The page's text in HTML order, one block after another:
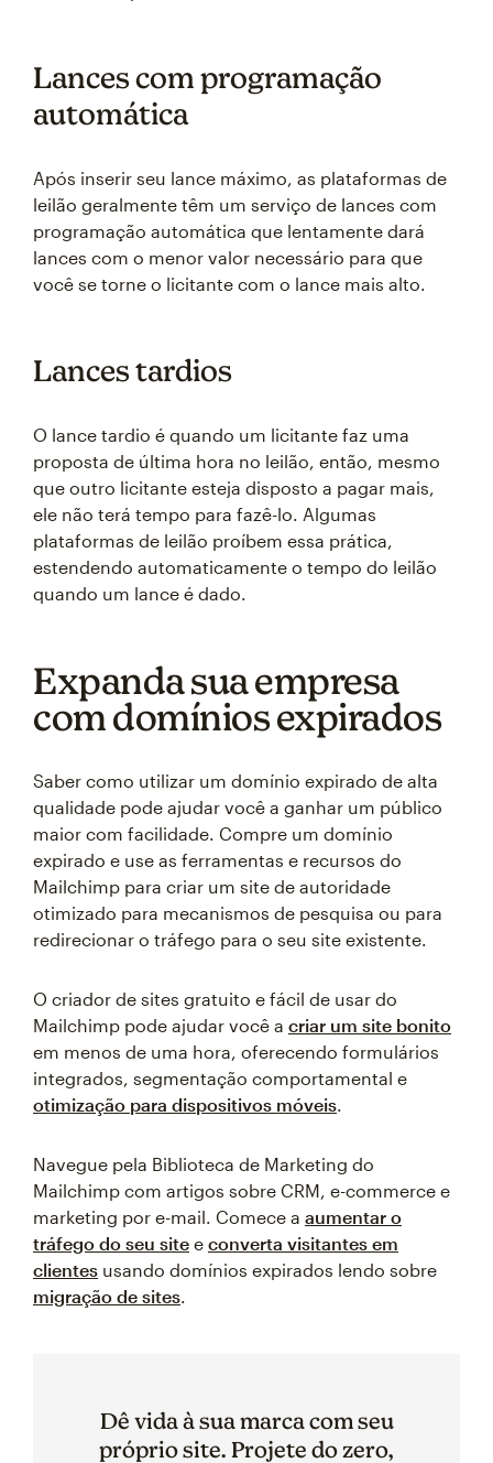
Lances com programação
automática
Após inserir seu lance máximo, as plataformas de
leilão geralmente têm um serviço de lances com
programação automática que lentamente dará
lances com o menor valor necessário para que
você se torne o licitante com o lance mais alto.
Lances tardios
O lance tardio é quando um licitante faz uma
proposta de última hora no leilão, então, mesmo
que outro licitante esteja disposto a pagar mais,
ele não terá tempo para fazê-lo. Algumas
plataformas de leilão proíbem essa prática,
estendendo automaticamente o tempo do leilão
quando um lance é dado.
Expanda sua empresa
com domínios expirados
Saber como utilizar um domínio expirado de alta
qualidade pode ajudar você a ganhar um público
maior com facilidade. Compre um domínio
expirado e use as ferramentas e recursos do
Mailchimp para criar um site de autoridade
otimizado para mecanismos de pesquisa ou para
redirecionar o tráfego para o seu site existente.
O criador de sites gratuito e fácil de usar do
Mailchimp pode ajudar você a criar um site bonito
em menos de uma hora, oferecendo formulários
integrados, segmentação comportamental e
otimização para dispositivos móveis.
Navegue pela Biblioteca de Marketing do
Mailchimp com artigos sobre CRM, e-commerce e
marketing por e-mail. Comece a aumentar o
tráfego do seu site e converta visitantes em
clientes usando domínios expirados lendo sobre
migração de sites.
Dê vida à sua marca com seu
próprio site. Projete do zero,